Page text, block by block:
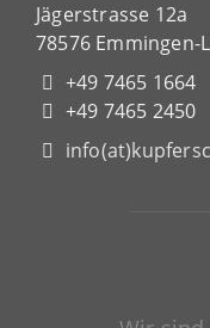
Jägerstrasse 12a
78576 Emmingen-
+49 7465 1664
+49 7465 2450